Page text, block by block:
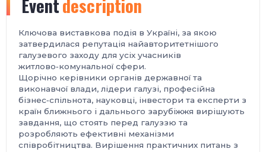
Eventdescription
Ключова виставкова подія в Україні, за якою
затвердилася репутація найавторитетнішого
галузевого заходу для усіх учасників
житлово‑комунальної сфери.
Щорічно керівники органів державної та
виконавчої влади, лідери галузі, професійна
бізнес‑спільнота, науковці, інвестори та експерти з
країн ближнього і дальнього зарубіжжя вирішують
завдання, що стоять перед галуззю та
розробляють ефективні механізми
співробітництва. Вирішення практичних питань з